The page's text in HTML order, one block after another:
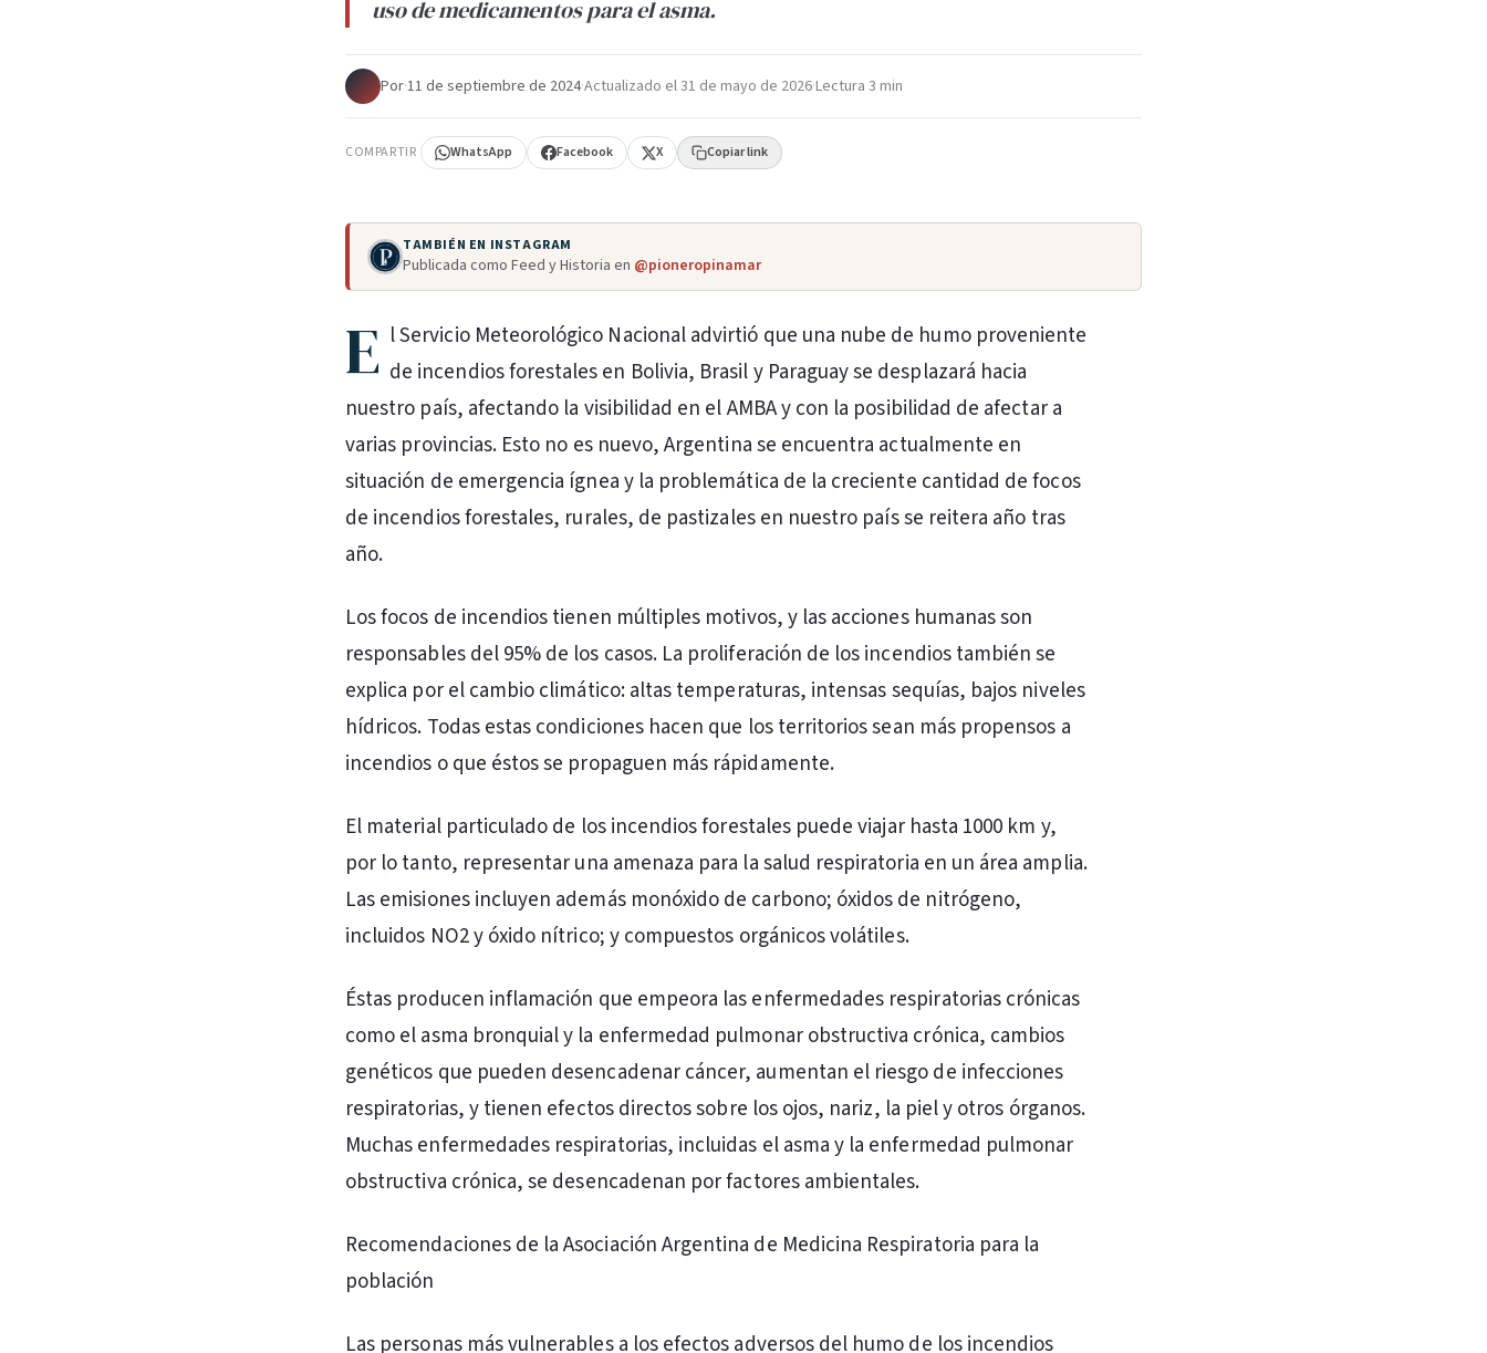
uso de medicamentos para el asma.
Por·11 de septiembre de 2024·Actualizado el31 de mayo de 2026·Lectura 3 min
COMPARTIR WhatsApp Facebook X Copiar link
TAMBIÉN EN INSTAGRAM
Publicada como Feed y Historia en @pioneropinamar
E l Servicio Meteorológico Nacional advirtió que una nube de humo proveniente
de incendios forestales en Bolivia, Brasil y Paraguay se desplazará hacia
nuestro país, afectando la visibilidad en el AMBA y con la posibilidad de afectar a
varias provincias. Esto no es nuevo, Argentina se encuentra actualmente en
situación de emergencia ígnea y la problemática de la creciente cantidad de focos
de incendios forestales, rurales, de pastizales en nuestro país se reitera año tras
año.
Los focos de incendios tienen múltiples motivos, y las acciones humanas son
responsables del 95% de los casos. La proliferación de los incendios también se
explica por el cambio climático: altas temperaturas, intensas sequías, bajos niveles
hídricos. Todas estas condiciones hacen que los territorios sean más propensos a
incendios o que éstos se propaguen más rápidamente.
El material particulado de los incendios forestales puede viajar hasta 1000 km y,
por lo tanto, representar una amenaza para la salud respiratoria en un área amplia.
Las emisiones incluyen además monóxido de carbono; óxidos de nitrógeno,
incluidos NO2 y óxido nítrico; y compuestos orgánicos volátiles.
Éstas producen inflamación que empeora las enfermedades respiratorias crónicas
como el asma bronquial y la enfermedad pulmonar obstructiva crónica, cambios
genéticos que pueden desencadenar cáncer, aumentan el riesgo de infecciones
respiratorias, y tienen efectos directos sobre los ojos, nariz, la piel y otros órganos.
Muchas enfermedades respiratorias, incluidas el asma y la enfermedad pulmonar
obstructiva crónica, se desencadenan por factores ambientales.
Recomendaciones de la Asociación Argentina de Medicina Respiratoria para la
población
Las personas más vulnerables a los efectos adversos del humo de los incendios